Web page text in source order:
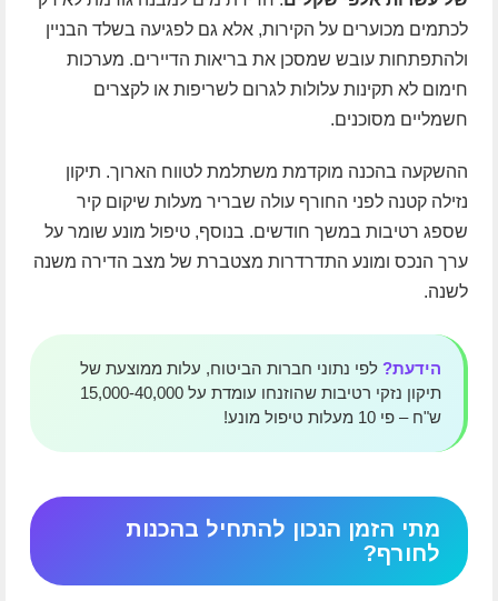
לכתמים מכוערים על הקירות, אלא גם לפגיעה בשלד הבניין
ולהתפתחות עובש שמסכן את בריאות הדיירים. מערכות
חימום לא תקינות עלולות לגרום לשריפות או לקצרים
חשמליים מסוכנים.
ההשקעה בהכנה מוקדמת משתלמת לטווח הארוך. תיקון
נזילה קטנה לפני החורף עולה שבריר מעלות שיקום קיר
שספג רטיבות במשך חודשים. בנוסף, טיפול מונע שומר על
ערך הנכס ומונע התדרדרות מצטברת של מצב הדירה משנה
לשנה.
הידעת?לפי נתוני חברות הביטוח, עלות ממוצעת של
תיקון נזקי רטיבות שהוזנחו עומדת על 15,000-40,000
ש"ח – פי 10 מעלות טיפול מונע!
מתי הזמן הנכון להתחיל בהכנות
לחורף?